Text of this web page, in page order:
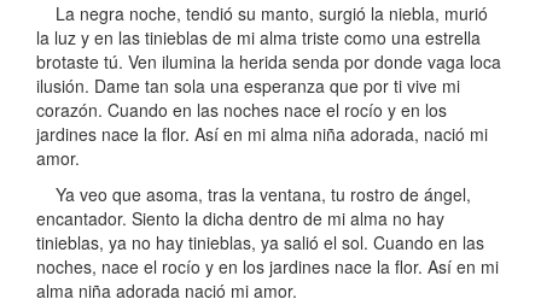
La negra noche, tendió su manto, surgió la niebla, murió
la luz y en las tinieblas de mi alma triste como una estrella
brotaste tú. Ven ilumina la herida senda por donde vaga loca
ilusión. Dame tan sola una esperanza que por ti vive mi
corazón. Cuando en las noches nace el rocío y en los
jardines nace la flor. Así en mi alma niña adorada, nació mi
amor.
Ya veo que asoma, tras la ventana, tu rostro de ángel,
encantador. Siento la dicha dentro de mi alma no hay
tinieblas, ya no hay tinieblas, ya salió el sol. Cuando en las
noches, nace el rocío y en los jardines nace la flor. Así en mi
alma niña adorada nació mi amor.